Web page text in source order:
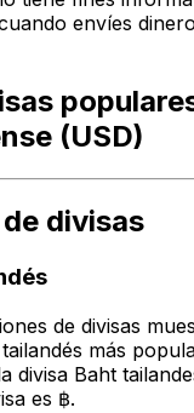
envíes
(USD)
divisas
de divisas
más
divisa Baht
es ฿.